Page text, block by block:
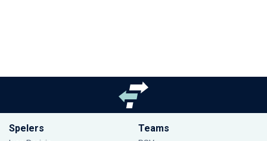
Spelers Teams